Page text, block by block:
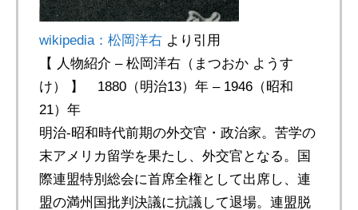
wikipedia：松岡洋右より引用
【 人物紹介 – 松岡洋右（まつおか ようす
け） 】 1880（明治13）年 – 1946（昭和
21）年
明治-昭和時代前期の外交官・政治家。苦学の
末アメリカ留学を果たし、外交官となる。国
際連盟特別総会に首席全権として出席し、連
盟の満州国批判決議に抗議して退場。連盟脱